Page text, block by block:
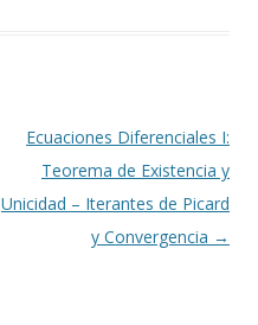
Ecuaciones Diferenciales I:
Teorema de Existencia y
Unicidad – Iterantes de Picard
y Convergencia →